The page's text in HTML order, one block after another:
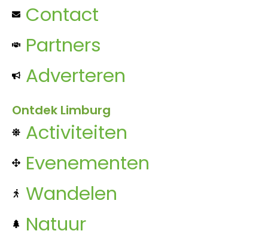
Contact
Partners
Adverteren
Ontdek Limburg
Activiteiten
Evenementen
Wandelen
Natuur